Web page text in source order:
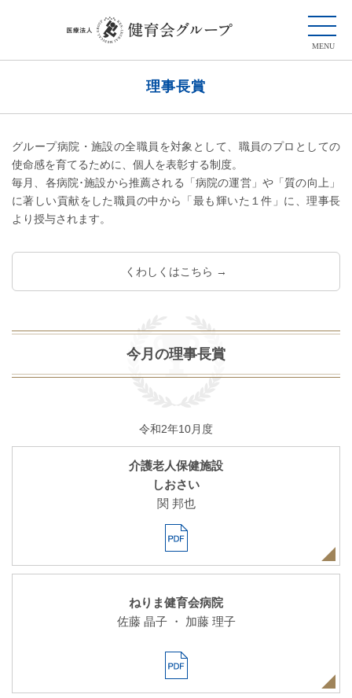
理事長賞
グループ病院・施設の全職員を対象として、職員のプロとしての
使命感を育てるために、個人を表彰する制度。
毎月、各病院･施設から推薦される「病院の運営」や「質の向上」
に著しい貢献をした職員の中から「最も輝いた１件」に、理事長
より授与されます。
くわしくはこちら →
今月の理事長賞
令和2年10月度
介護老人保健施設
しおさい
関 邦也
ねりま健育会病院
佐藤 晶子 ・ 加藤 理子